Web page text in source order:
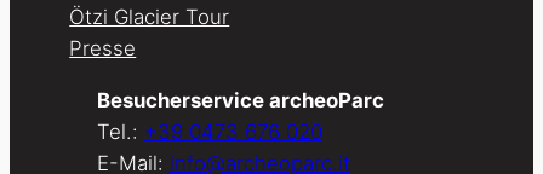
Ötzi Glacier Tour
Presse
Besucherservice archeoParc
Tel.: +39 0473 676 020
E-Mail: info@archeoparc.it